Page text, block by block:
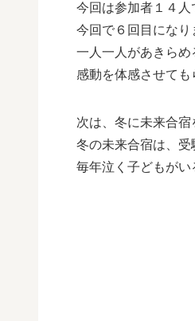
今回は参加者１４人
今回で６回目になり
一人一人があきらめ
感動を体感させても
次は、冬に未来合宿
冬の未来合宿は、受
毎年泣く子どもがい